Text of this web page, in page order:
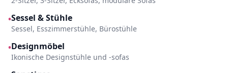
•Sessel & Stühle
Sessel, Esszimmerstühle, Bürostühle
•Designmöbel
Ikonische Designstühle und -sofas